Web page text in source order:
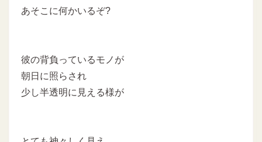
あそこに何かいるぞ?
彼の背負っているモノが
朝日に照らされ
少し半透明に見える様が